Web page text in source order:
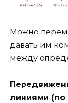
Можно
давать им
между
линиями (по